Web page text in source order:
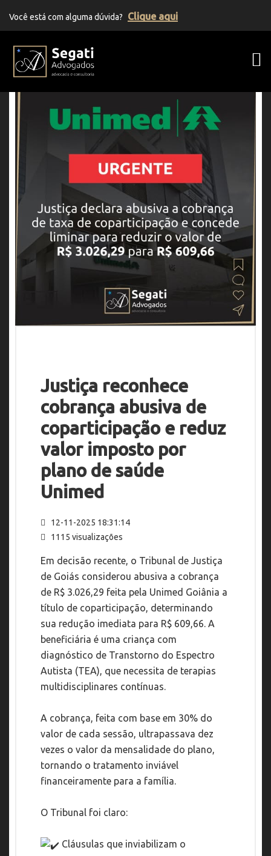
Você está com alguma dúvida? Clique aqui
Justiça reconhece
cobrança abusiva de
coparticipação e reduz
valor imposto por
plano de saúde
Unimed
12-11-2025 18:31:14
1115 visualizações
Em decisão recente, o Tribunal de Justiça
de Goiás considerou abusiva a cobrança
de R$ 3.026,29 feita pela Unimed Goiânia a
título de coparticipação, determinando
sua redução imediata para R$ 609,66. A
beneficiária é uma criança com
diagnóstico de Transtorno do Espectro
Autista (TEA), que necessita de terapias
multidisciplinares contínuas.
A cobrança, feita com base em 30% do
valor de cada sessão, ultrapassava dez
vezes o valor da mensalidade do plano,
tornando o tratamento inviável
financeiramente para a família.
O Tribunal foi claro:
Cláusulas que inviabilizam o